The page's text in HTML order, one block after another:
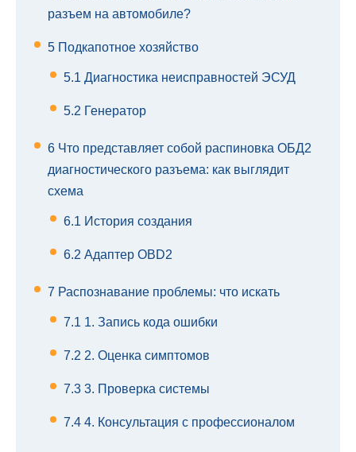
разъем на автомобиле?
5 Подкапотное хозяйство
5.1 Диагностика неисправностей ЭСУД
5.2 Генератор
6 Что представляет собой распиновка ОБД2
диагностического разъема: как выглядит
схема
6.1 История создания
6.2 Адаптер OBD2
7 Распознавание проблемы: что искать
7.1 1. Запись кода ошибки
7.2 2. Оценка симптомов
7.3 3. Проверка системы
7.4 4. Консультация с профессионалом